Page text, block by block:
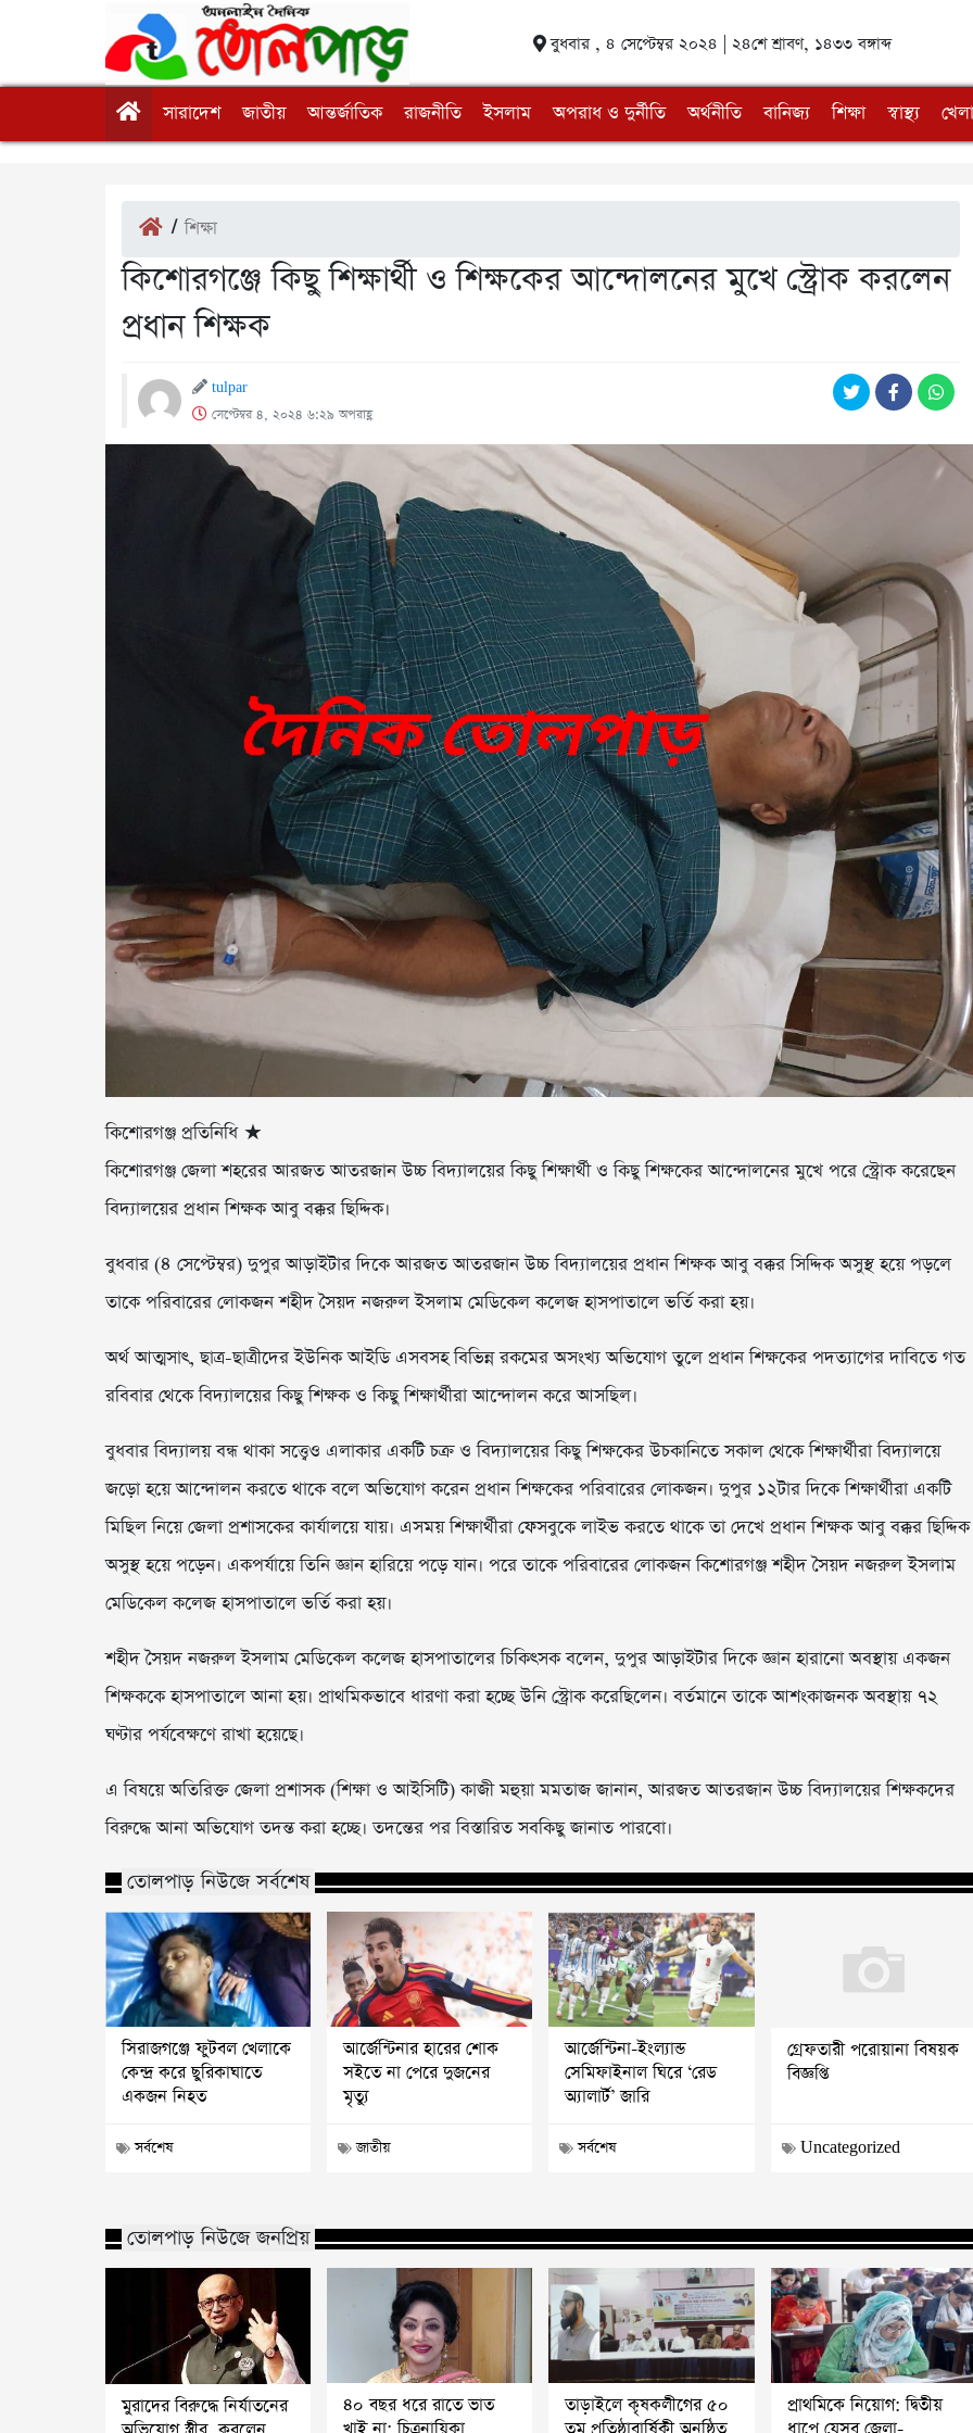
বুধবার , ৪ সেপ্টেম্বর ২০২৪ | ২৪শে শ্রাবণ, ১৪৩৩ বঙ্গাব্দ
সারাদেশ জাতীয় আন্তর্জাতিক রাজনীতি ইসলাম অপরাধ ও দুর্নীতি অর্থনীতি বানিজ্য শিক্ষা স্বাস্থ্য
/শিক্ষা
কিশোরগঞ্জে কিছু শিক্ষার্থী ও শিক্ষকের আন্দোলনের মুখে স্ট্রোক করলেন
প্রধান শিক্ষক
tulpar
সেপ্টেম্বর ৪, ২০২৪ ৬:২৯ অপরাহ্ণ
কিশোরগঞ্জ প্রতিনিধি ★
কিশোরগঞ্জ জেলা শহরের আরজত আতরজান উচ্চ বিদ্যালয়ের কিছু শিক্ষার্থী ও কিছু শিক্ষকের আন্দোলনের মুখে পরে স্ট্রোক করেছেন
বিদ্যালয়ের প্রধান শিক্ষক আবু বক্কর ছিদ্দিক।
বুধবার (৪ সেপ্টেম্বর) দুপুর আড়াইটার দিকে আরজত আতরজান উচ্চ বিদ্যালয়ের প্রধান শিক্ষক আবু বক্কর সিদ্দিক অসুস্থ হয়ে পড়লে
তাকে পরিবারের লোকজন শহীদ সৈয়দ নজরুল ইসলাম মেডিকেল কলেজ হাসপাতালে ভর্তি করা হয়।
অর্থ আত্মসাৎ, ছাত্র-ছাত্রীদের ইউনিক আইডি এসবসহ বিভিন্ন রকমের অসংখ্য অভিযোগ তুলে প্রধান শিক্ষকের পদত্যাগের দাবিতে গত
রবিবার থেকে বিদ্যালয়ের কিছু শিক্ষক ও কিছু শিক্ষার্থীরা আন্দোলন করে আসছিল।
বুধবার বিদ্যালয় বন্ধ থাকা সত্ত্বেও এলাকার একটি চক্র ও বিদ্যালয়ের কিছু শিক্ষকের উচকানিতে সকাল থেকে শিক্ষার্থীরা বিদ্যালয়ে
জড়ো হয়ে আন্দোলন করতে থাকে বলে অভিযোগ করেন প্রধান শিক্ষকের পরিবারের লোকজন। দুপুর ১২টার দিকে শিক্ষার্থীরা একটি
মিছিল নিয়ে জেলা প্রশাসকের কার্যালয়ে যায়। এসময় শিক্ষার্থীরা ফেসবুকে লাইভ করতে থাকে তা দেখে প্রধান শিক্ষক আবু বক্কর ছিদ্দিক
অসুস্থ হয়ে পড়েন। একপর্যায়ে তিনি জ্ঞান হারিয়ে পড়ে যান। পরে তাকে পরিবারের লোকজন কিশোরগঞ্জ শহীদ সৈয়দ নজরুল ইসলাম
মেডিকেল কলেজ হাসপাতালে ভর্তি করা হয়।
শহীদ সৈয়দ নজরুল ইসলাম মেডিকেল কলেজ হাসপাতালের চিকিৎসক বলেন, দুপুর আড়াইটার দিকে জ্ঞান হারানো অবস্থায় একজন
শিক্ষককে হাসপাতালে আনা হয়। প্রাথমিকভাবে ধারণা করা হচ্ছে উনি স্ট্রোক করেছিলেন। বর্তমানে তাকে আশংকাজনক অবস্থায় ৭২
ঘণ্টার পর্যবেক্ষণে রাখা হয়েছে।
এ বিষয়ে অতিরিক্ত জেলা প্রশাসক (শিক্ষা ও আইসিটি) কাজী মহুয়া মমতাজ জানান, আরজত আতরজান উচ্চ বিদ্যালয়ের শিক্ষকদের
বিরুদ্ধে আনা অভিযোগ তদন্ত করা হচ্ছে। তদন্তের পর বিস্তারিত সবকিছু জানাত পারবো।
তোলপাড় নিউজে সর্বশেষ
সিরাজগঞ্জে ফুটবল খেলাকে
কেন্দ্র করে ছুরিকাঘাতে
একজন নিহত
সর্বশেষ
আর্জেন্টিনার হারের শোক
সইতে না পেরে দুজনের
মৃত্যু
জাতীয়
আর্জেন্টিনা-ইংল্যান্ড
সেমিফাইনাল ঘিরে ‘রেড
অ্যালার্ট’ জারি
সর্বশেষ
গ্রেফতারী পরোয়ানা বিষয়ক
বিজ্ঞপ্তি
Uncategorized
তোলপাড় নিউজে জনপ্রিয়
মুরাদের বিরুদ্ধে নির্যাতনের
৪০ বছর ধরে রাতে ভাত
তাড়াইলে কৃষকলীগের ৫০
প্রাথমিকে নিয়োগ: দ্বিতীয়